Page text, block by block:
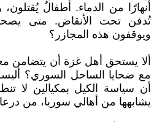
أنهارًا من الدماء. أطفالٌ
تُدفن تحت الأنقاض. متى
ويوقفون هذه المجازر؟
ألا يستحق أهل غزة أن يتضامن
مع ضحايا الساحل السوري؟
أن سياسة الكيل بمكيالين لا
يشابهها من أهالي سوريا، من